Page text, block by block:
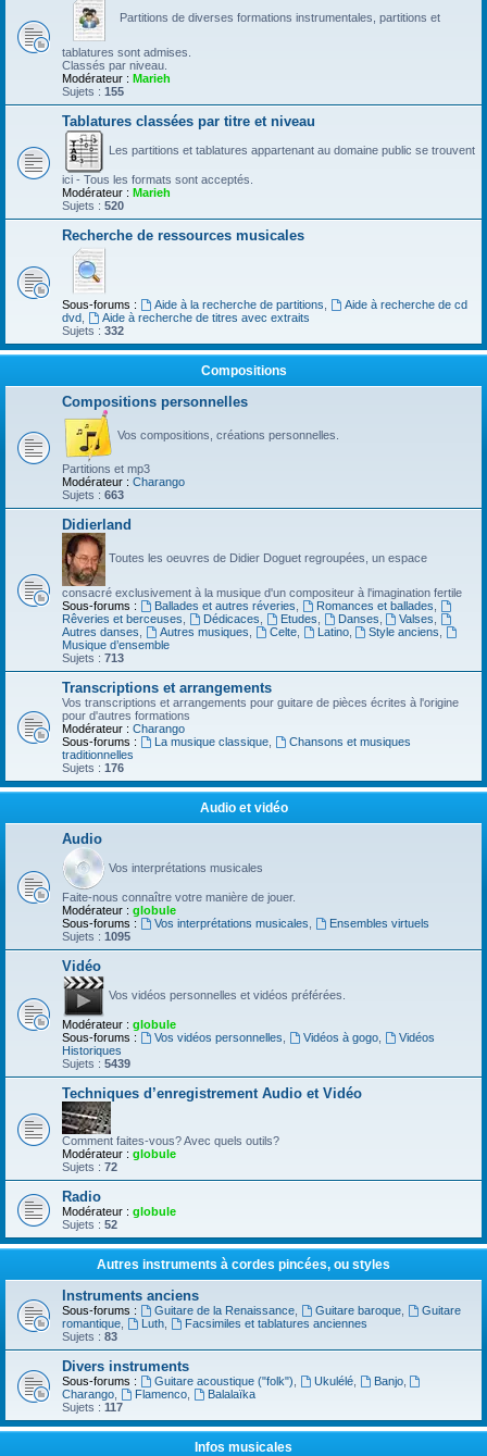
Partitions de diverses formations instrumentales, partitions et
tablatures sont admises.
Classés par niveau.
Modérateur : Marieh
Sujets : 155
Tablatures classées par titre et niveau
Les partitions et tablatures appartenant au domaine public se trouvent
ici - Tous les formats sont acceptés.
Modérateur : Marieh
Sujets : 520
Recherche de ressources musicales
Sous-forums : Aide à la recherche de partitions
Aide à recherche de cd
dvd
Aide à recherche de titres avec extraits
Sujets : 332
Compositions
Compositions personnelles
Vos compositions, créations personnelles.
Partitions et mp3
Modérateur : Charango
Sujets : 663
Didierland
Toutes les oeuvres de Didier Doguet regroupées, un espace
consacré exclusivement à la musique d'un compositeur à l'imagination fertile
Sous-forums :
Ballades et autres réveries Romances et ballades
Rêveries et berceuses
Dédicaces Etudes Danses Valses
Autres danses
Autres musiques Celte, Latino, Style anciens
Musique d’ensemble
Sujets : 713
Transcriptions et arrangements
Vos transcriptions et arrangements pour guitare de pièces écrites à l'origine
pour d'autres formations
Modérateur : Charango
Sous-forums :
La musique classique,
Chansons et musiques
traditionnelles
Sujets : 176
Audio et vidéo
Audio
Vos interprétations musicales
Faite-nous connaître votre manière de jouer.
Modérateur : globule
Sous-forums :
Vos interprétations musicales
Ensembles virtuels
Sujets : 1095
Vidéo
Vos vidéos personnelles et vidéos préférées.
Modérateur : globule
Sous-forums :
Vos vidéos personnelles Vidéos à gogo,
Vidéos
Historiques
Sujets : 5439
Techniques d’enregistrement Audio et Vidéo
Comment faites-vous? Avec quels outils?
Modérateur : globule
Sujets : 72
Radio
Modérateur : globule
Sujets : 52
Autres instruments à cordes pincées, ou styles
Instruments anciens
Sous-forums : Guitare de la Renaissance, Guitare baroque,
Guitare
romantique
Luth,
Facsimiles et tablatures anciennes
Sujets : 83
Divers instruments
Sous-forums : Guitare acoustique ("folk") Ukulélé, Banjo,
Charango
Flamenco,
Balalaïka
Sujets : 117
Infos musicales